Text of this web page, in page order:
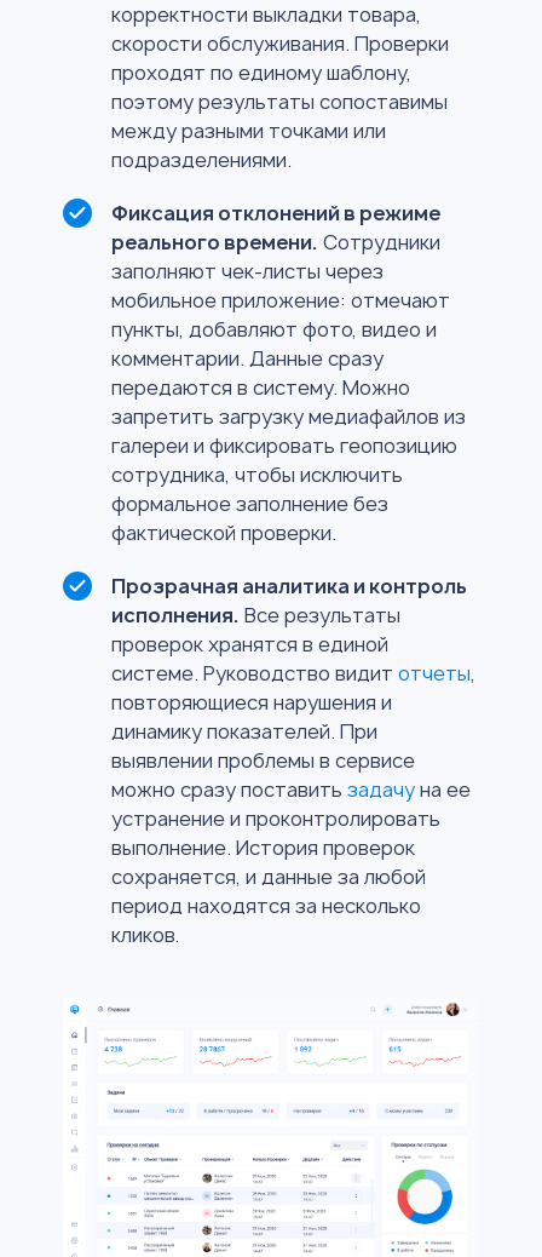
корректности выкладки товара,
скорости обслуживания. Проверки
проходят по единому шаблону,
поэтому результаты сопоставимы
между разными точками или
подразделениями.
Фиксация отклонений в режиме
реального времени. Сотрудники
заполняют чек-листы через
мобильное приложение: отмечают
пункты, добавляют фото, видео и
комментарии. Данные сразу
передаются в систему. Можно
запретить загрузку медиафайлов из
галереи и фиксировать геопозицию
сотрудника, чтобы исключить
формальное заполнение без
фактической проверки.
Прозрачная аналитика и контроль
исполнения. Все результаты
проверок хранятся в единой
системе. Руководство видит отчеты,
повторяющиеся нарушения и
динамику показателей. При
выявлении проблемы в сервисе
можно сразу поставить задачуна ее
устранение и проконтролировать
выполнение. История проверок
сохраняется, и данные за любой
период находятся за несколько
кликов.